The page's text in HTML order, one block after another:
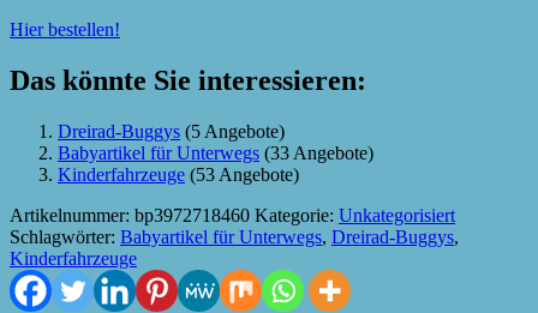
Hier bestellen!
Das könnte Sie interessieren:
Dreirad-Buggys (5 Angebote)
Babyartikel für Unterwegs (33 Angebote)
Kinderfahrzeuge (53 Angebote)
Artikelnummer: bp3972718460 Kategorie: Unkategorisiert
Schlagwörter: Babyartikel für Unterwegs, Dreirad-Buggys,
Kinderfahrzeuge